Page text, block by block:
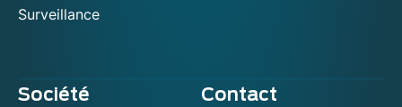
Surveillance
Société Contact